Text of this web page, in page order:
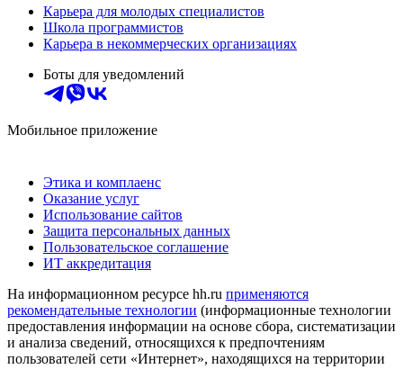
Карьера для молодых специалистов
Школа программистов
Карьера в некоммерческих организациях
Боты для уведомлений
Мобильное приложение
Этика и комплаенс
Оказание услуг
Использование сайтов
Защита персональных данных
Пользовательское соглашение
ИТ аккредитация
На информационном ресурсе hh.ru применяются
рекомендательные технологии (информационные технологии
предоставления информации на основе сбора, систематизации
и анализа сведений, относящихся к предпочтениям
пользователей сети «Интернет», находящихся на территории